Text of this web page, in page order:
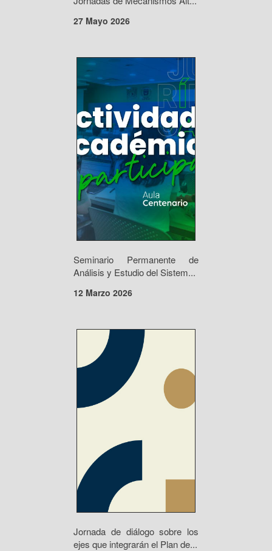
27 Mayo 2026
Seminario Permanente de
Análisis y Estudio del Sistem...
12 Marzo 2026
Jornada de diálogo sobre los
ejes que integrarán el Plan de...